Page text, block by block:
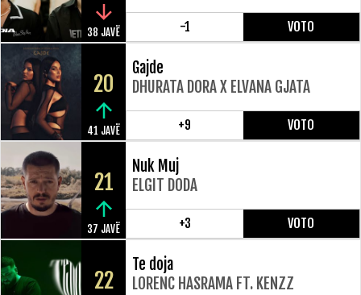
38 JAVË -1 VOTO
20
41 JAVË
Gajde
DHURATA DORA X ELVANA GJATA
+9 VOTO
21
37 JAVË
Nuk Muj
ELGIT DODA
+3 VOTO
22
Te doja
LORENC HASRAMA FT. KENZZ